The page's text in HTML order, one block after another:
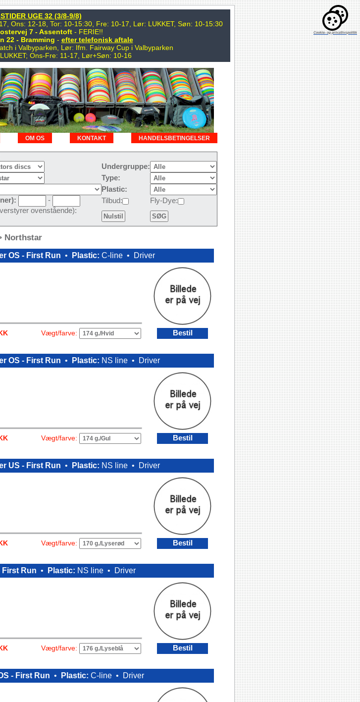
UGE 32 (3/8-9/8)
Ons: 12-18, Tor: 10-15:30, Fre: 10-17, Lør: LUKKET, Søn: 10-15:30
7 - Assentoft - FERIE!!
22 - Bramming - efter telefonisk aftale
i Valbyparken, Lør: Ifm. Fairway Cup i Valbyparken
Ons-Fre: 11-17, Lør+Søn: 10-16
HANDELSBETINGELSER
KONTAKT
OM OS
Undergruppe:
Type:
Plastic:
- Tilbud:
Fly-Dye:
ovenstående):
Northstar
OS - First Run • Plastic: C-line • Driver
Vægt/farve: Bestil
OS - First Run • Plastic: NS line • Driver
Vægt/farve: Bestil
US - First Run • Plastic: NS line • Driver
Vægt/farve: Bestil
First Run • Plastic: NS line • Driver
Vægt/farve: Bestil
- First Run • Plastic: C-line • Driver
Cookie- og privatlivspolitik